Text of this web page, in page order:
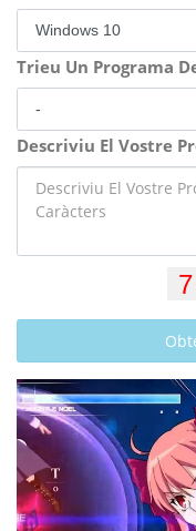
Trieu Un Programa
Descriviu El Vostre